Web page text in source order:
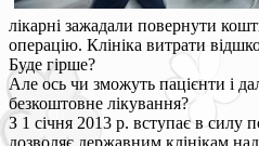
лікарні зажадали повернути
операцію. Клініка витрати
Буде гірше?
Але ось чи зможуть пацієнти і
безкоштовне лікування?
З 1 січня 2013 р. вступає в силу
дозволяє державним клінікам